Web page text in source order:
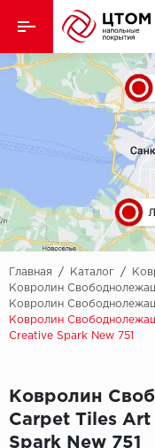
Назад
Кварцвиниловая
Ламинат
Ковролин
Линолеум
Паркет
Паркетная доска
Подложка
Пробковое покрытие
Главная / Каталог /
Ковролин
Ковролин
Ковролин
Creative Spark New 751
Ковролин
Carpet Tiles
Spark New 751